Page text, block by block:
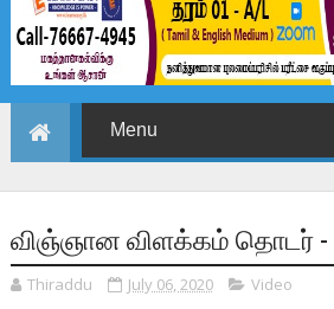
விஞ்ஞான விளக்கம் தொடர் -
Thiraddu July 06, 2020 Video